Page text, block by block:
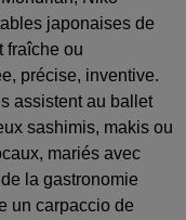
japonaises de
fraîche ou
précise, inventive.
assistent au ballet
sashimis, makis ou
mariés avec
la gastronomie
un carpaccio de